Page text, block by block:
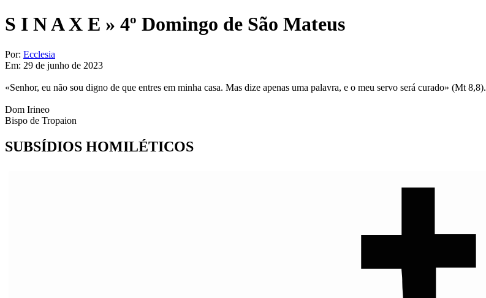
S I N A X E » 4º Domingo de São Mateus
Por: Ecclesia
Em: 29 de junho de 2023
«Senhor, eu não sou digno de que entres em minha casa. Mas dize apenas uma palavra, e o meu servo será curado» (Mt 8,8).
Dom Irineo​
Bispo de Tropaion
SUBSÍDIOS HOMILÉTICOS​